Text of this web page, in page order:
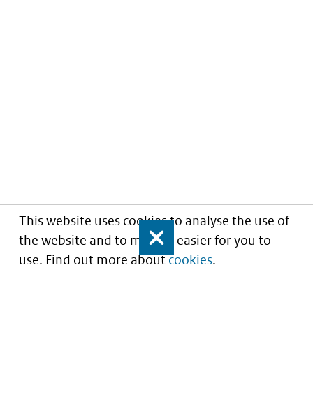
This website uses cookies to analyse the use of
the website and to make it easier for you to
use. Find out more aboutcookies.
Close